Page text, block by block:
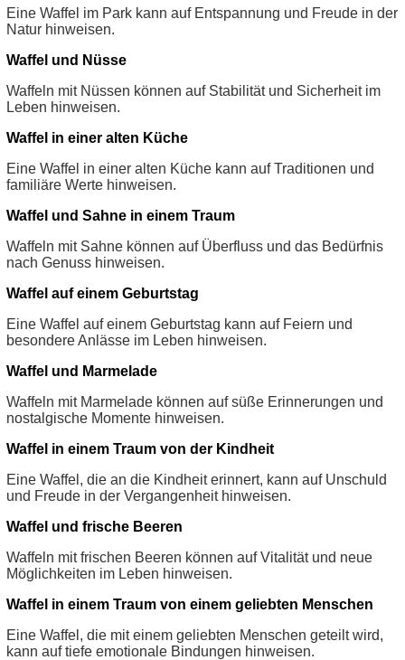
Eine Waffel im Park kann auf Entspannung und Freude in der
Natur hinweisen.
Waffel und Nüsse
Waffeln mit Nüssen können auf Stabilität und Sicherheit im
Leben hinweisen.
Waffel in einer alten Küche
Eine Waffel in einer alten Küche kann auf Traditionen und
familiäre Werte hinweisen.
Waffel und Sahne in einem Traum
Waffeln mit Sahne können auf Überfluss und das Bedürfnis
nach Genuss hinweisen.
Waffel auf einem Geburtstag
Eine Waffel auf einem Geburtstag kann auf Feiern und
besondere Anlässe im Leben hinweisen.
Waffel und Marmelade
Waffeln mit Marmelade können auf süße Erinnerungen und
nostalgische Momente hinweisen.
Waffel in einem Traum von der Kindheit
Eine Waffel, die an die Kindheit erinnert, kann auf Unschuld
und Freude in der Vergangenheit hinweisen.
Waffel und frische Beeren
Waffeln mit frischen Beeren können auf Vitalität und neue
Möglichkeiten im Leben hinweisen.
Waffel in einem Traum von einem geliebten Menschen
Eine Waffel, die mit einem geliebten Menschen geteilt wird,
kann auf tiefe emotionale Bindungen hinweisen.